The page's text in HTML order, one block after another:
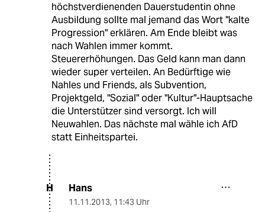
höchstverdienenden Dauerstudentin ohne
Ausbildung sollte mal jemand das Wort "kalte
Progression" erklären. Am Ende bleibt was
nach Wahlen immer kommt.
Steuererhöhungen. Das Geld kann man dann
wieder super verteilen. An Bedürftige wie
Nahles und Friends, als Subvention,
Projektgeld, "Sozial" oder "Kultur"-Hauptsache
die Unterstützer sind versorgt. Ich will
Neuwahlen. Das nächste mal wähle ich AfD
statt Einheitspartei.
H Hans
11.11.2013, 11:43 Uhr